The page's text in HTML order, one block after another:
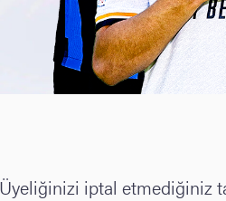
Üyeliğinizi iptal